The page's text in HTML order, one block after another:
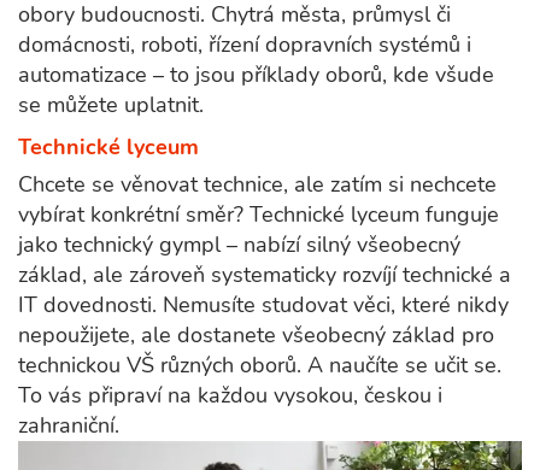
obory budoucnosti. Chytrá města, průmysl či
domácnosti, roboti, řízení dopravních systémů i
automatizace – to jsou příklady oborů, kde všude
se můžete uplatnit.
Technické lyceum
Chcete se věnovat technice, ale zatím si nechcete
vybírat konkrétní směr? Technické lyceum funguje
jako technický gympl – nabízí silný všeobecný
základ, ale zároveň systematicky rozvíjí technické a
IT dovednosti. Nemusíte studovat věci, které nikdy
nepoužijete, ale dostanete všeobecný základ pro
technickou VŠ různých oborů. A naučíte se učit se.
To vás připraví na každou vysokou, českou i
zahraniční.